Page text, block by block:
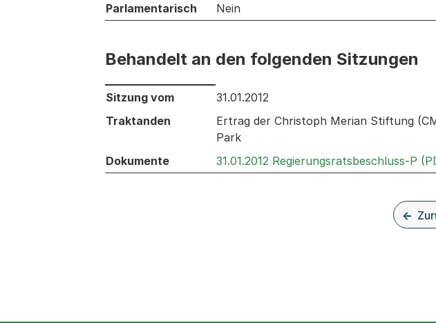
Parlamentarisch
Nein
Behandelt an den folgenden Sitzungen
Behandelt an den folgenden Sitzungen: Informationen zu den
Sitzung vom
31.01.2012
Traktanden
Ertrag der Christoph Merian Stiftung
Park
Dokumente
31.01.2012 Regierungsratsbeschluss-P